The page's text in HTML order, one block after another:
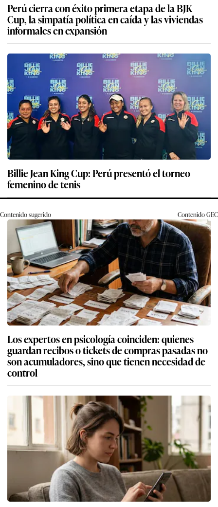
Perú cierra con éxito primera etapa de la BJK
Cup, la simpatía política en caída y las viviendas
informales en expansión
Billie Jean King Cup: Perú presentó el torneo
femenino de tenis
Contenido sugerido ContenidoGEC
Los expertos en psicología coinciden: quienes
guardan recibos o tickets de compras pasadas no
son acumuladores, sino que tienen necesidad de
control